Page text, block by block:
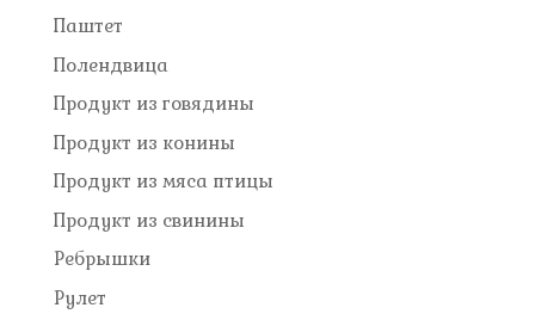
Паштет
Полендвица
Продукт из говядины
Продукт из конины
Продукт из мяса птицы
Продукт из свинины
Ребрышки
Рулет